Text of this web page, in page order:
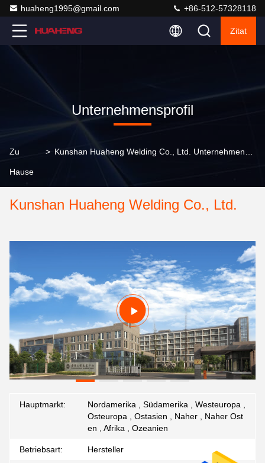
huaheng1995@gmail.com +86-512-57328118
Zitat
Unternehmensprofil
Zu
Hause
>
Kunshan Huaheng Welding Co., Ltd.
Hauptmarkt:
Nordamerika , Südamerika , Westeuropa ,
Osteuropa , Ostasien , Naher , Naher Ost
en , Afrika , Ozeanien
Betriebsart: Hersteller